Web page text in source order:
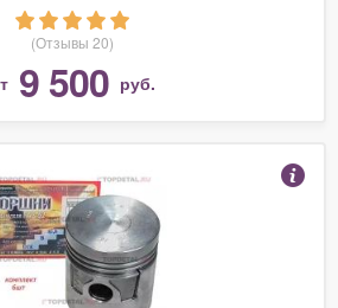
(Отзывы 20)
9 500 руб.